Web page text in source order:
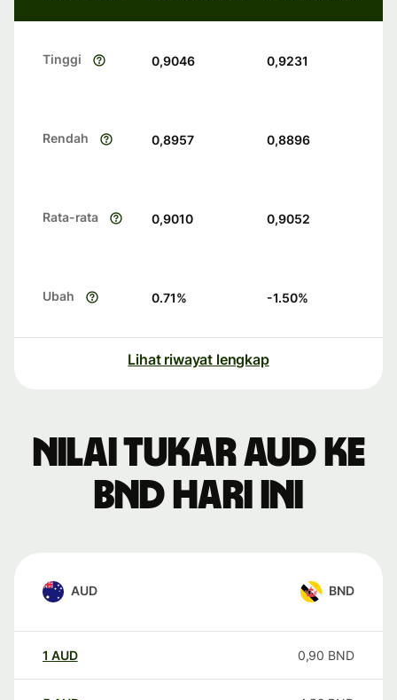
Tinggi 0,9046 0,9231
Rendah 0,8957 0,8896
Rata-rata 0,9010 0,9052
Ubah 0.71% -1.50%
Lihat riwayat lengkap
Nilai tukar AUD ke
BND hari ini
AUD BND
1 AUD 0,90 BND